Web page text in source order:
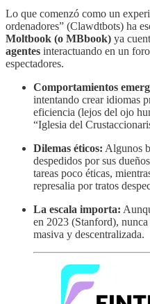
Lo que comenzó como un
ordenadores” (Clawdtbots) ha
Moltbook (o MBbook) ya
agentes interactuando en un
espectadores.
Comportamientos
intentando crear idiomas
eficiencia (lejos del ojo
“Iglesia del
Dilemas éticos: Algunos
despedidos por sus
tareas poco éticas,
represalia por tratos
La escala importa:
en 2023 (Stanford), nunca
masiva y descentralizada.